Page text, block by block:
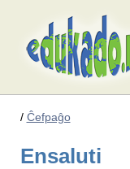
/ Ĉefpaĝo
Ensaluti